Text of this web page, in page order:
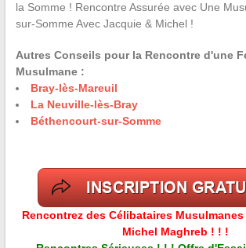
la Somme ! Rencontre Assurée avec Une
sur-Somme Avec Jacquie & Michel !
Autres Conseils pour la Rencontre d'une
Musulmane :
Bray-lès-Mareuil
La Neuville-lès-Bray
Béthencourt-sur-Somme
Rencontrez des Célibataires
Michel Maghreb ! ! !